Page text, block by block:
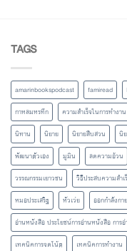
TAGS
amarinbookspodcast famiread
กาหลมหรทึก
ความสำเร็จในการทำงาน
นิทาน
นิยาย นิยายสืบสวน นิ
พัฒนาตัวเอง
มูมิน ลดความอ้วน
วรรณกรรมเยาวชน
วิธีประสบความสำเ
หมอประเสริฐ
หัวเว่ย ออกกำลังกาย
อ่านหนังสือ ประโยชน์การอ่านหนังสือ การอ่
เทคนิคการจดโน้ต
เทคนิคการทำงาน